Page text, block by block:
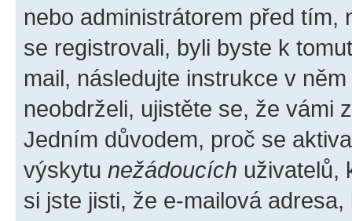
nebo administrátorem před tím,
se registrovali, byli byste k
mail, následujte instrukce v
neobdrželi, ujistěte se, že vámi
Jedním důvodem, proč se
výskytu nežádoucích uživatelů,
si jste jisti, že e-mailová